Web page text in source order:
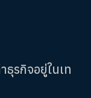
รกิจอยู่ในเท